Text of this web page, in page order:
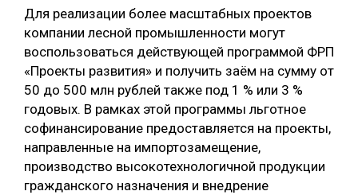
Для реализации более масштабных проектов
компании лесной промышленности могут
воспользоваться действующей программой ФРП
«Проекты развития» и получить заём на сумму от
50 до 500 млн рублей также под 1 % или 3 %
годовых. В рамках этой программы льготное
софинансирование предоставляется на проекты,
направленные на импортозамещение,
производство высокотехнологичной продукции
гражданского назначения и внедрение